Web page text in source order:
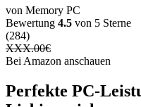
von Memory PC
Bewertung 4.5 von 5 Sterne
(284)
XXX.00€
Bei Amazon anschauen
Perfekte PC-